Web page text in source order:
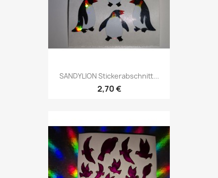
SANDYLION Stickerabschnitt...
2,70 €